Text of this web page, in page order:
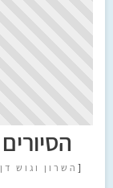
[ השרון וגוש דן